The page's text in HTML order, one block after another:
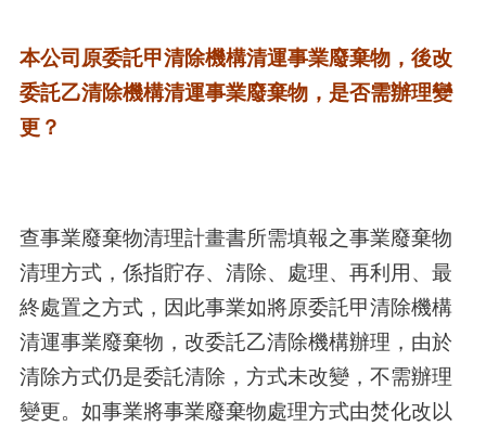
本公司原委託甲清除機構清運事業廢棄物，後改
委託乙清除機構清運事業廢棄物，是否需辦理變
更？
查事業廢棄物清理計畫書所需填報之事業廢棄物
清理方式，係指貯存、清除、處理、再利用、最
終處置之方式，因此事業如將原委託甲清除機構
清運事業廢棄物，改委託乙清除機構辦理，由於
清除方式仍是委託清除，方式未改變，不需辦理
變更。如事業將事業廢棄物處理方式由焚化改以